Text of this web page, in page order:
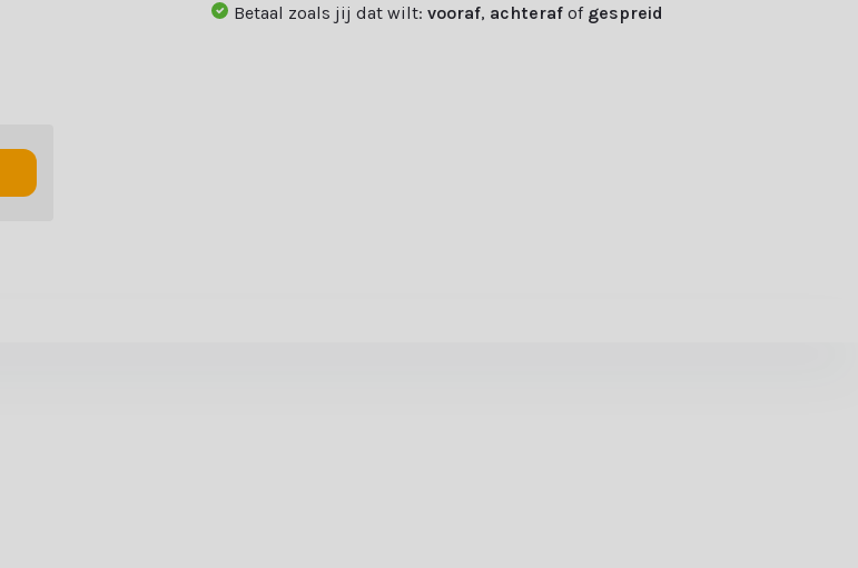
Betaal zoals jij dat wilt:vooraf, achteraf of gespreid